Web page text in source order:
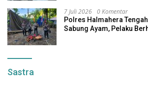
7 Juli 2026 0 Komentar
Polres Halmahera
Sabung Ayam, Pelaku
Sastra